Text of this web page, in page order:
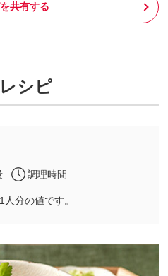
共有する
シピ
調理時間
分の値です。